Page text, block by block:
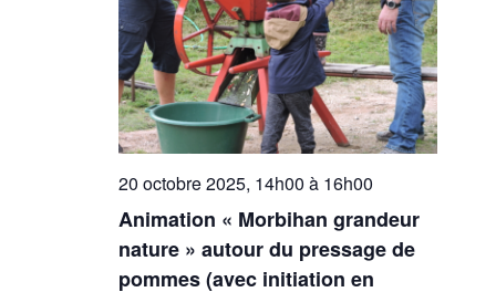
20 octobre 2025, 14h00 à 16h00
Animation « Morbihan grandeur
nature » autour du pressage de
pommes (avec initiation en